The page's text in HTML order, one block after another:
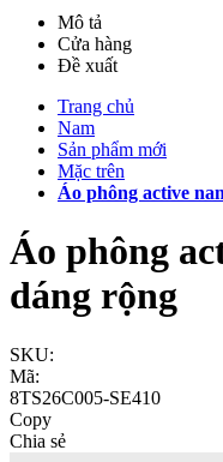
Mô tả
Cửa hàng
Đề xuất
Trang chủ
Nam
Sản phẩm mới
Mặc trên
Áo phông active
Áo phông
dáng rộng
SKU:
Mã:
8TS26C005-SE410
Copy
Chia sẻ